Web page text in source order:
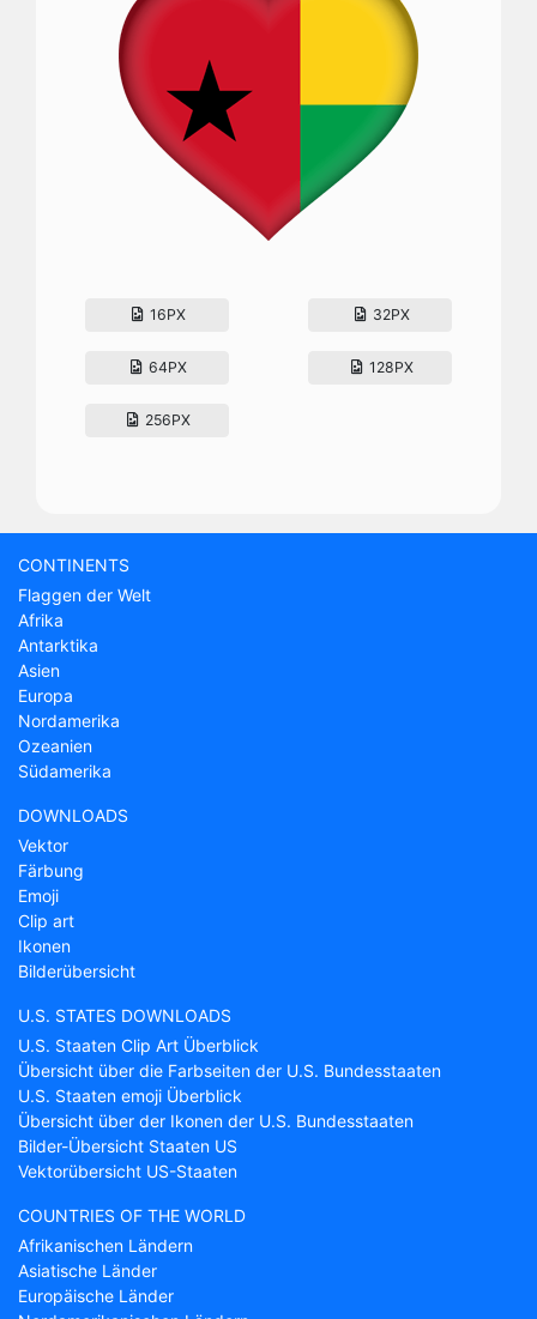
16PX 32PX
64PX 128PX
256PX
CONTINENTS
Flaggen der Welt
Afrika
Antarktika
Asien
Europa
Nordamerika
Ozeanien
Südamerika
DOWNLOADS
Vektor
Färbung
Emoji
Clip art
Ikonen
Bilderübersicht
U.S. STATES DOWNLOADS
U.S. Staaten Clip Art Überblick
Übersicht über die Farbseiten der U.S. Bundesstaaten
U.S. Staaten emoji Überblick
Übersicht über der Ikonen der U.S. Bundesstaaten
Bilder-Übersicht Staaten US
Vektorübersicht US-Staaten
COUNTRIES OF THE WORLD
Afrikanischen Ländern
Asiatische Länder
Europäische Länder